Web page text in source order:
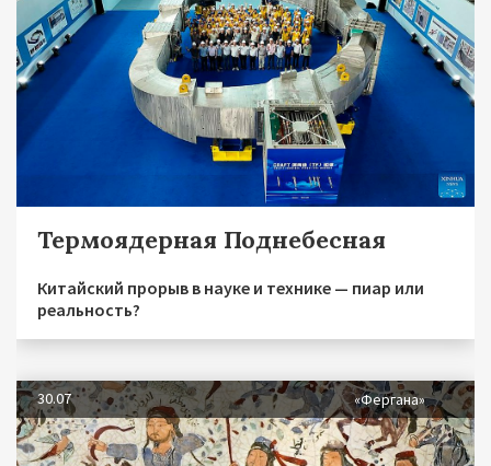
Термоядерная Поднебесная
Китайский прорыв в науке и технике — пиар или
реальность?
30.07 «Фергана»